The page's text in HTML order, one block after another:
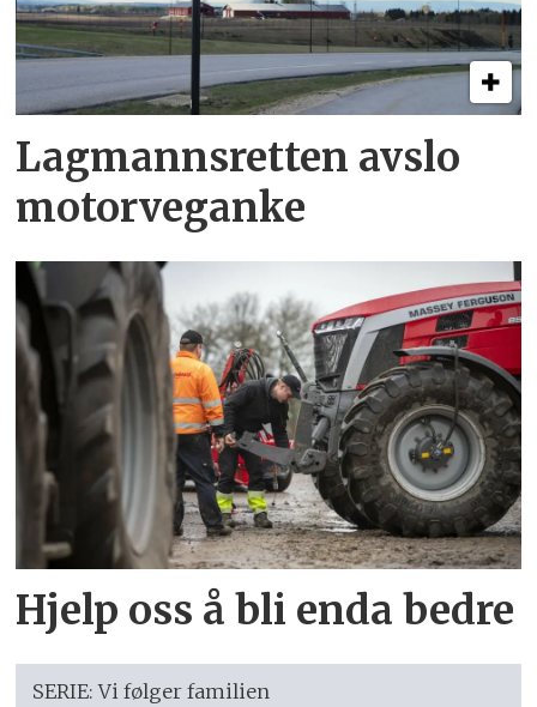
Lagmannsretten avslo
motorveganke
Hjelp oss å bli enda bedre
SERIE: Vi følger familien